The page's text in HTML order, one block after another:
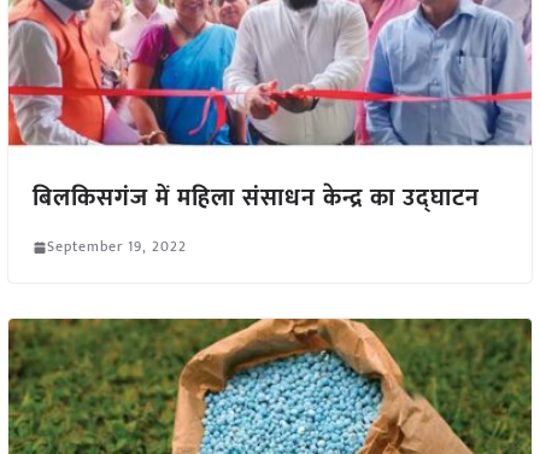
बिलकिसगंज में महिला संसाधन केन्द्र का उद्घाटन
September 19, 2022